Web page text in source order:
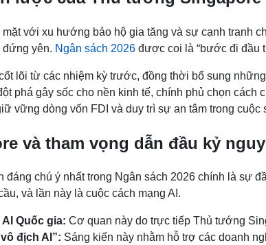
với xu hướng bảo hộ gia tăng và sự cạnh
yên. Ngân sách 2026 được coi là “bước đi đầu
lõi từ các nhiệm kỳ trước, đồng thời bổ sung
phá gây sốc cho nền kinh tế, chính phủ chọn
vững dòng vốn FDI và duy trì sự an tâm trong
và tham vọng dẫn đầu kỷ
đáng chú ý nhất trong Ngân sách 2026 chính là
và lần này là cuộc cách mạng AI.
Quốc gia: Cơ quan này do trực tiếp Thủ tướng
địch AI”: Sáng kiến này nhằm hỗ trợ các doanh